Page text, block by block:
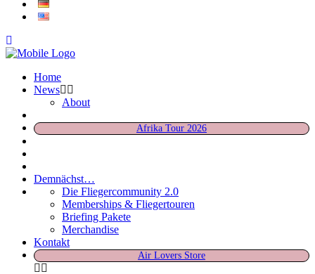
Home
News
About
Afrika Tour 2026
Demnächst…
Die Fliegercommunity 2.0
Memberships & Fliegertouren
Briefing Pakete
Merchandise
Kontakt
Air Lovers Store